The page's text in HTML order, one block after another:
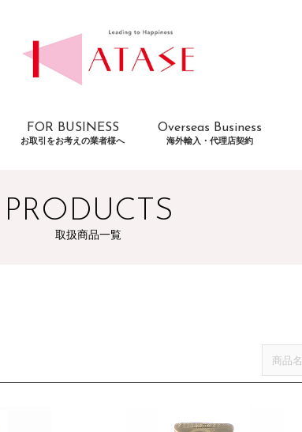
FOR BUSINESS
お取引をお考えの業者様へ
Overseas Business
海外輸入・代理店契約
PRODUCTS
取扱商品一覧